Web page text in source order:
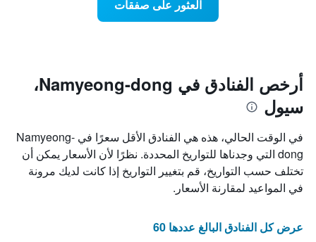
المخطط
1
محور
Y
الذي
يعرض
متوسط
سعر
غرفة
في
نهاية
هذا
محور
الذي
يعرض
عدد
الأيام
قبل
الإقامة
يتضمن
التالي
1
العثور على صفقات
أرخص الفنادق في Namyeong-dong،
سيول
في الوقت الحالي، هذه هي الفنادق الأقل سعرًا في Namyeong-
dong التي وجدناها للتواريخ المحددة. نظرًا لأن الأسعار يمكن أن
تختلف حسب التواريخ، قم بتغيير التواريخ إذا كانت لديك مرونة
في المواعيد لمقارنة الأسعار.
عرض كل الفنادق البالغ عددها 60